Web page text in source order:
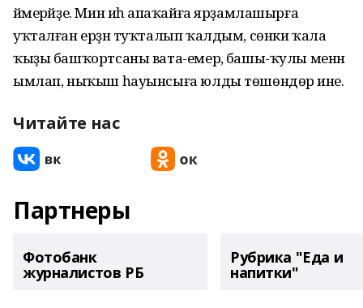
йәмерәйҙе. Мин иһә апаҡайға ярҙамлашырға
уҡталған ерҙән туҡталып ҡалдым, сөнки ҡала
ҡыҙы башҡортсаны вата-емерә, башы-ҡулы менән
ымлап, ныҡыш һауынсыға юлды төшөндөрә ине.
Читайте нас
Партнеры
Фотобанк
журналистов РБ
Рубрика "Еда и
напитки"